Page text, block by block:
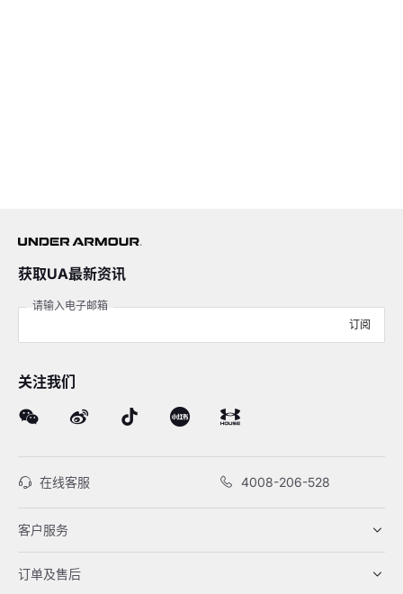
获取UA最新资讯
请输入电子邮箱
订阅
关注我们
在线客服 4008-206-528
客户服务
订单及售后